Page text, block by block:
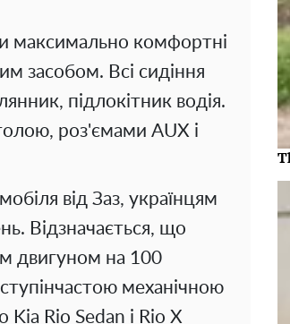
максимально комфортні
засобом. Всі сидіння
підлокітник водія.
роз'ємами AUX і
від Заз, українцям
Відзначається, що
двигуном на 100
механічною
Rio Sedan і Rio X